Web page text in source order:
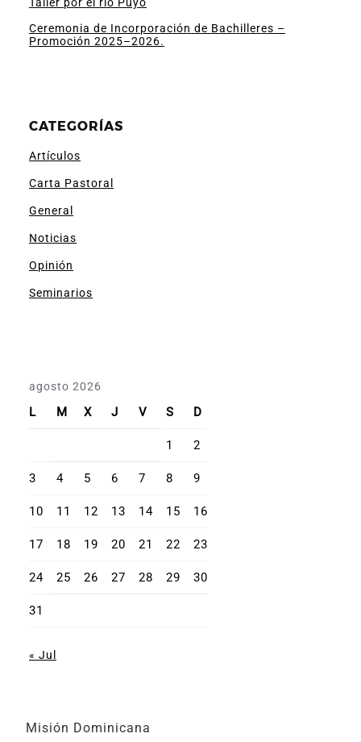
Taller por el río Puyo
Ceremonia de Incorporación de Bachilleres –
Promoción 2025–2026.
CATEGORÍAS
Artículos
Carta Pastoral
General
Noticias
Opinión
Seminarios
agosto 2026
L M X J V S D
1 2
3 4 5 6 7 8 9
10 11 12 13 14 15 16
17 18 19 20 21 22 23
24 25 26 27 28 29 30
31
« Jul
Misión Dominicana